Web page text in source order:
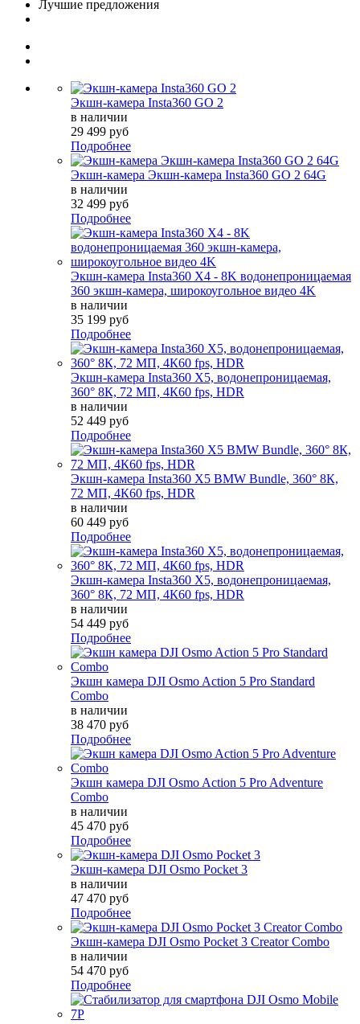
Лучшие предложения
Экшн-камера Insta360 GO 2
в наличии
29 499 руб
Подробнее
Экшн-камера Экшн-камера Insta360 GO 2 64G
в наличии
32 499 руб
Подробнее
Экшн-камера Insta360 X4 - 8K водонепроницаемая
360 экшн-камера, широкоугольное видео 4K
в наличии
35 199 руб
Подробнее
Экшн-камера Insta360 X5, водонепроницаемая,
360° 8К, 72 МП, 4К60 fps, HDR
в наличии
52 449 руб
Подробнее
Экшн-камера Insta360 X5 BMW Bundle, 360° 8К,
72 МП, 4К60 fps, HDR
в наличии
60 449 руб
Подробнее
Экшн-камера Insta360 X5, водонепроницаемая,
360° 8К, 72 МП, 4К60 fps, HDR
в наличии
54 449 руб
Подробнее
Экшн камера DJI Osmo Action 5 Pro Standard
Combo
в наличии
38 470 руб
Подробнее
Экшн камера DJI Osmo Action 5 Pro Adventure
Combo
в наличии
45 470 руб
Подробнее
Экшн-камера DJI Osmo Pocket 3
в наличии
47 470 руб
Подробнее
Экшн-камера DJI Osmo Pocket 3 Creator Combo
в наличии
54 470 руб
Подробнее